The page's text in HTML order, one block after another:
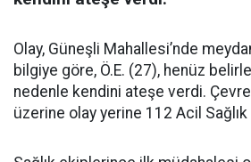
Olay, Güneşli Mahallesi’nde
bilgiye göre, Ö.E. (27), henüz
nedenle kendini ateşe verdi.
üzerine olay yerine 112 Acil